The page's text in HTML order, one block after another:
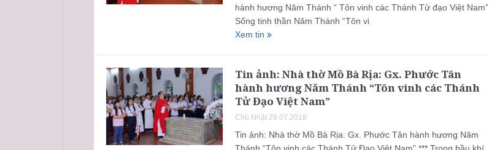
hành hương Năm Thánh “ Tôn vinh các Thánh Tử đạo Việt Nam”
Sống tinh thần Năm Thánh “Tôn vi
Xem tin
Tin ảnh: Nhà thờ Mồ Bà Rịa: Gx. Phước Tân
hành hương Năm Thánh “Tôn vinh các Thánh
Tử Đạo Việt Nam”
Chủ Nhật 29.07.2018
Tin ảnh: Nhà thờ Mồ Bà Rịa: Gx. Phước Tân hành hương Năm
Thánh “Tôn vinh các Thánh Tử Đạo Việt Nam” *** Trong bầu khí